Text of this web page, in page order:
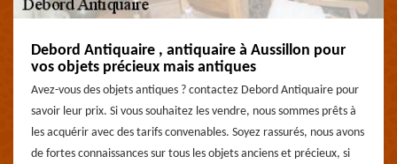
Debord Antiquaire , antiquaire à Aussillon pour
vos objets précieux mais antiques
Avez-vous des objets antiques ? contactez Debord Antiquaire pour
savoir leur prix. Si vous souhaitez les vendre, nous sommes prêts à
les acquérir avec des tarifs convenables. Soyez rassurés, nous avons
de fortes connaissances sur tous les objets anciens et précieux, si